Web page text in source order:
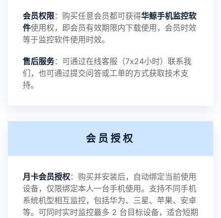
增强异常断线自动重连功能。
我们将继续引领行业技术前沿，致力于为用户提供
更强大、更安全的监控解决方案。欢迎广大用户持
续关注与支持。
V3.9
2025-04-16 V3.8
会员权限：购买任意会员都可获得华鲸手机监控软
件使用权，即会员有效期限内下载使用，会员时效
等于监控软件使用时效。
售后服务：可通过在线客服（7x24小时）联系我
们，也可通过提交问答或工单的方式获取技术支
持。
会员授权
月卡会员授权：购买并安装后，自动绑定当前使用
设备，仅限绑定本人一台手机使用。支持不同手机
系统机型相互监控，包括华为、三星、苹果、安卓
等。可同时实时监控最多 2 台目标设备，适合短期